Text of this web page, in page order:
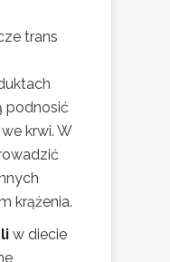
trans
podnosić
krwi. W
krążenia.
w diecie